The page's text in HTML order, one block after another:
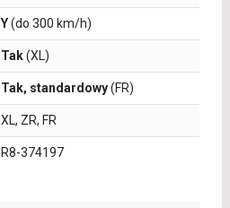
Y(do 300 km/h)
Tak(XL)
Tak, standardowy(FR)
XL, ZR, FR
R8-374197